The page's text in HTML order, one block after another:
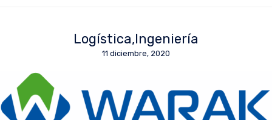
Logística Ingeniería
11 diciembre, 2020